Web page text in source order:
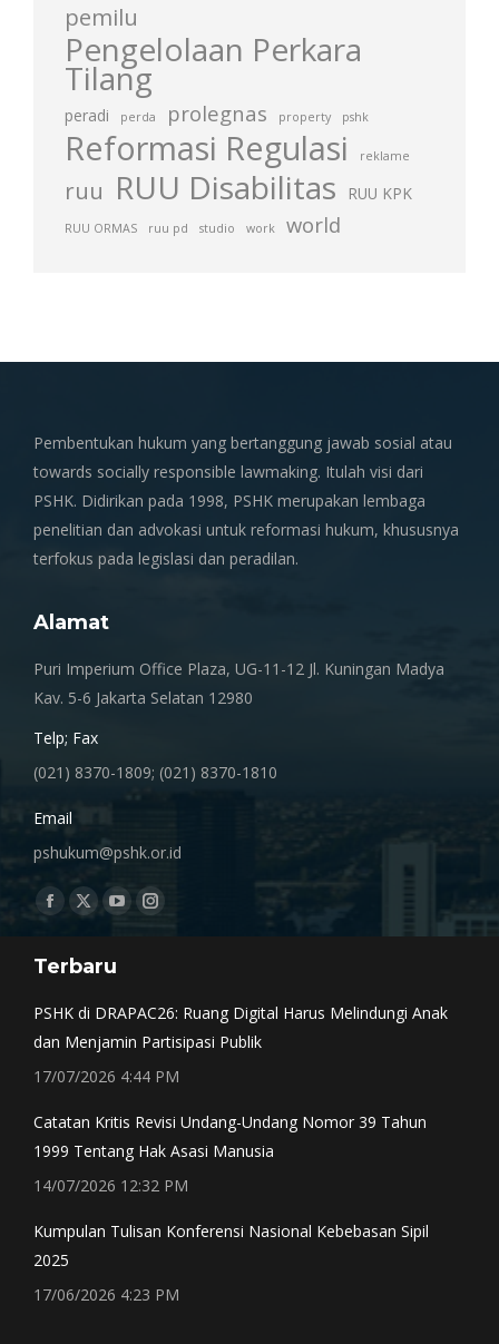
pemilu
Pengelolaan Perkara
Tilang
peradi perda prolegnas property pshk
Reformasi Regulasi reklame
ruu RUU Disabilitas RUU KPK
RUU ORMAS ruu pd studio work world
Pembentukan hukum yang bertanggung jawab sosial atau
towards socially responsible lawmaking. Itulah visi dari
PSHK. Didirikan pada 1998, PSHK merupakan lembaga
penelitian dan advokasi untuk reformasi hukum, khususnya
terfokus pada legislasi dan peradilan.
Alamat
Puri Imperium Office Plaza, UG-11-12 Jl. Kuningan Madya
Kav. 5-6 Jakarta Selatan 12980
Telp; Fax
(021) 8370-1809; (021) 8370-1810
Email
pshukum@pshk.or.id
Find us on:
Facebook
opens
window
X
opens
window
YouTube
opens
Instagram
window
Terbaru
PSHK di DRAPAC26: Ruang Digital Harus Melindungi Anak
dan Menjamin Partisipasi Publik
17/07/2026 4:44 PM
Catatan Kritis Revisi Undang-Undang Nomor 39 Tahun
1999 Tentang Hak Asasi Manusia
14/07/2026 12:32 PM
Kumpulan Tulisan Konferensi Nasional Kebebasan Sipil
2025
17/06/2026 4:23 PM